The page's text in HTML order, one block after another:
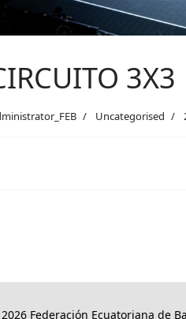
3X3
Uncategorised
Federación Ecuatoriana de